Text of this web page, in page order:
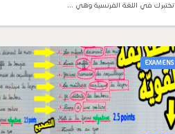
تختبرك في اللغة الفرنسية وهي …
EXAMENS